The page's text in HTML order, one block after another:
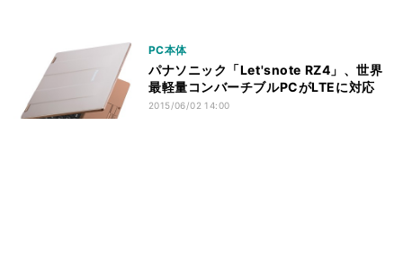
PC本体
パナソニック「Let'snote RZ4」、世界
最軽量コンバーチブルPCがLTEに対応
2015/06/02 14:00